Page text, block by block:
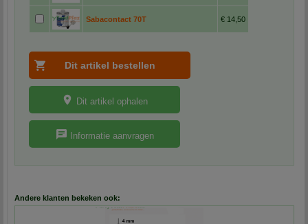
Sabacontact 70T € 14,50
Dit artikel ophalen
Informatie aanvragen
Andere klanten bekeken ook: